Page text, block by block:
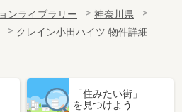
ンライブラリー
神奈川県
クレイン小田ハイツ 物件詳細
「住みたい街」
を見つけよう